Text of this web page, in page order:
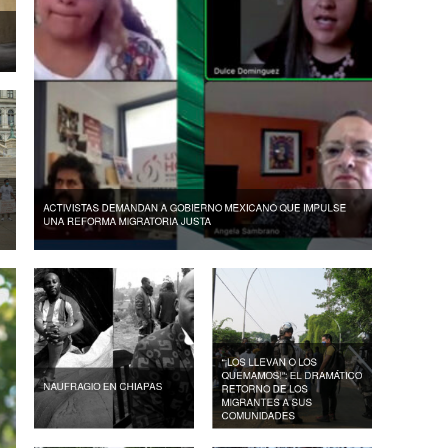
ACTIVISTAS DEMANDAN A GOBIERNO MEXICANO QUE IMPULSE
UNA REFORMA MIGRATORIA JUSTA
NAUFRAGIO EN CHIAPAS
“¡LOS LLEVAN O LOS
QUEMAMOS!”: EL DRAMÁTICO
RETORNO DE LOS
MIGRANTES A SUS
COMUNIDADES